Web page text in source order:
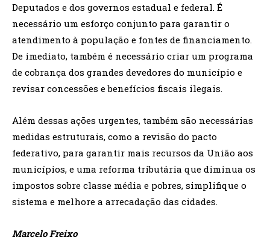
Deputados e dos governos estadual e federal. É
necessário um esforço conjunto para garantir o
atendimento à população e fontes de financiamento.
De imediato, também é necessário criar um programa
de cobrança dos grandes devedores do município e
revisar concessões e benefícios fiscais ilegais.
Além dessas ações urgentes, também são necessárias
medidas estruturais, como a revisão do pacto
federativo, para garantir mais recursos da União aos
municípios, e uma reforma tributária que diminua os
impostos sobre classe média e pobres, simplifique o
sistema e melhore a arrecadação das cidades.
Marcelo Freixo